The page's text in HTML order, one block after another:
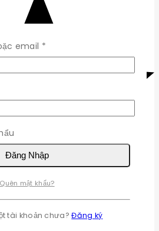
email *Bắt
buộc
Đăng Nhập
Quên mật khẩu?
tài khoản chưa?Đăng ký